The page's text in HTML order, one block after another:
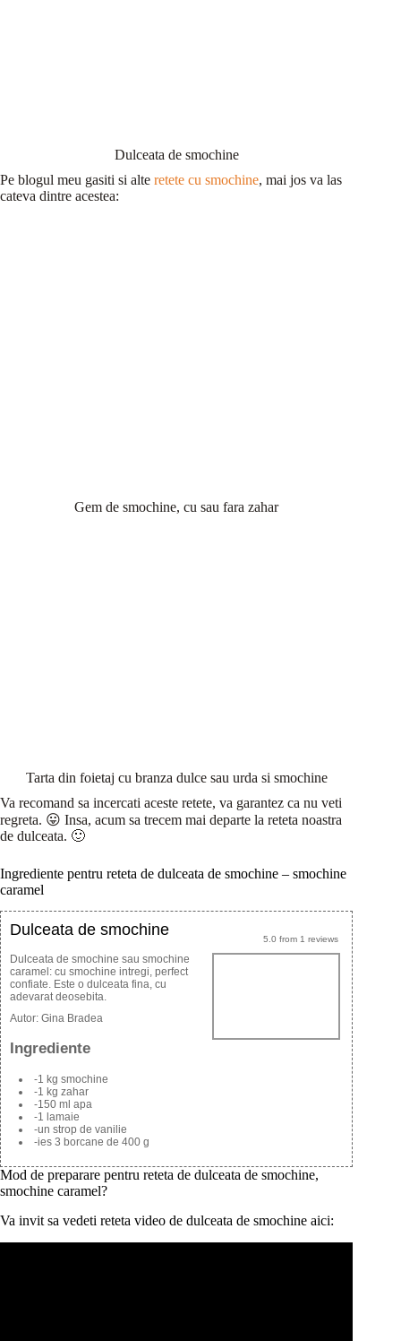
Dulceata de smochine
Pe blogul meu gasiti si alte retete cu smochine, mai jos va las
cateva dintre acestea:
Gem de smochine, cu sau fara zahar
Tarta din foietaj cu branza dulce sau urda si smochine
Va recomand sa incercati aceste retete, va garantez ca nu veti
regreta. 😛 Insa, acum sa trecem mai departe la reteta noastra
de dulceata. 🙂
Ingrediente pentru reteta de dulceata de smochine – smochine
caramel
5.0 from 1 reviews
Dulceata de smochine
Dulceata de smochine sau smochine
caramel: cu smochine intregi, perfect
confiate. Este o dulceata fina, cu
adevarat deosebita.
Autor: Gina Bradea
Ingrediente
-1 kg smochine
-1 kg zahar
-150 ml apa
-1 lamaie
-un strop de vanilie
-ies 3 borcane de 400 g
Mod de preparare pentru reteta de dulceata de smochine,
smochine caramel?
Va invit sa vedeti reteta video de dulceata de smochine aici: